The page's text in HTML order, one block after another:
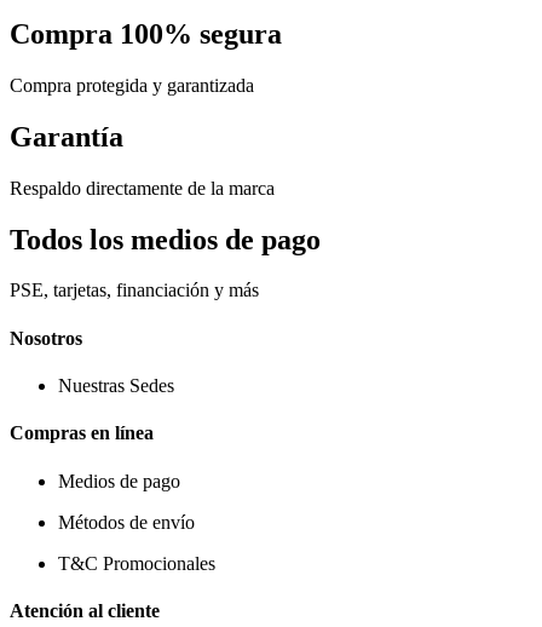
Compra 100% segura
Compra protegida y garantizada
Garantía
Respaldo directamente de la marca
Todos los medios de pago
PSE, tarjetas, financiación y más
Nosotros
Nuestras Sedes
Compras en línea
Medios de pago
Métodos de envío
T&C Promocionales
Atención al cliente